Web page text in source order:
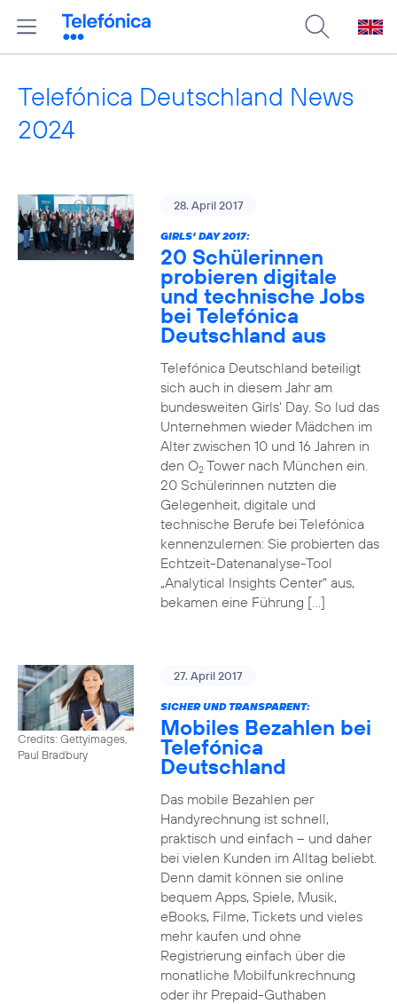
Telefónica Deutschland News
2024
28. April 2017
GIRLS‘ DAY 2017:
20 Schülerinnen
probieren digitale
und technische Jobs
bei Telefónica
Deutschland aus
Telefónica Deutschland beteiligt
sich auch in diesem Jahr am
bundesweiten Girls‘ Day. So lud das
Unternehmen wieder Mädchen im
Alter zwischen 10 und 16 Jahren in
den O2Tower nach München ein.
20 Schülerinnen nutzten die
Gelegenheit, digitale und
technische Berufe bei Telefónica
kennenzulernen: Sie probierten das
Echtzeit-Datenanalyse-Tool
„Analytical Insights Center“ aus,
bekamen eine Führung […]
Credits: Gettyimages,
Paul Bradbury
27. April 2017
SICHER UND TRANSPARENT:
Mobiles Bezahlen bei
Telefónica
Deutschland
Das mobile Bezahlen per
Handyrechnung ist schnell,
praktisch und einfach – und daher
bei vielen Kunden im Alltag beliebt.
Denn damit können sie online
bequem Apps, Spiele, Musik,
eBooks, Filme, Tickets und vieles
mehr kaufen und ohne
Registrierung einfach über die
monatliche Mobilfunkrechnung
oder ihr Prepaid-Guthaben